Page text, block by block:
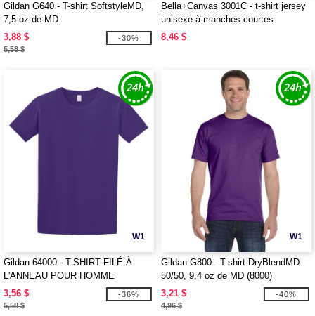
Gildan G640 - T-shirt SoftstyleMD,
7,5 oz de MD
3,88 $
5,58 $
-30%
Bella+Canvas 3001C - t-shirt jersey
unisexe à manches courtes
8,46 $
W1
Gildan 64000 - T-SHIRT FILÉ À
L'ANNEAU POUR HOMME
3,56 $
5,58 $
-36%
W1
Gildan G800 - T-shirt DryBlendMD
50/50, 9,4 oz de MD (8000)
3,21 $
4,96 $
-40%